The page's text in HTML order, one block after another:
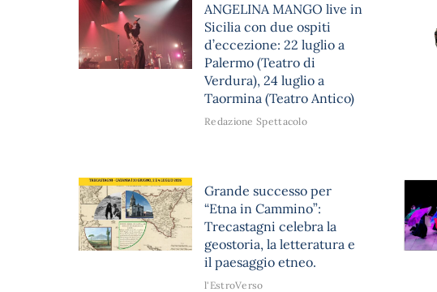
ANGELINA MANGO live in
Sicilia con due ospiti
d’eccezione: 22 luglio a
Palermo (Teatro di
Verdura), 24 luglio a
Taormina (Teatro Antico)
Redazione Spettacolo
Grande successo per
“Etna in Cammino”:
Trecastagni celebra la
geostoria, la letteratura e
il paesaggio etneo.
l'EstroVerso